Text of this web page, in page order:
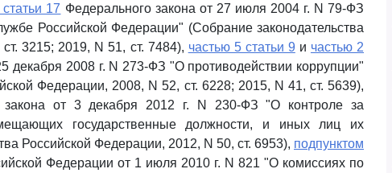
17 Федерального закона от 27 июля 2004 г. N 79-ФЗ
Российской Федерации" (Собрание законодательства
3215; 2019, N 51, ст. 7484), частью 5 статьи 9 и частью 2
декабря 2008 г. N 273-ФЗ "О противодействии коррупции"
Федерации, 2008, N 52, ст. 6228; 2015, N 41, ст. 5639),
закона от 3 декабря 2012 г. N 230-ФЗ "О контроле за
государственные должности, и иных лиц их
Российской Федерации, 2012, N 50, ст. 6953), подпунктом
Федерации от 1 июля 2010 г. N 821 "О комиссиях по